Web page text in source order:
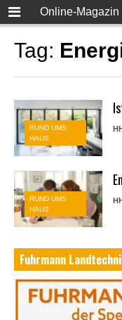
Online-
Tag:
RUND UMS
HAUS
RUND UMS
HAUS
Fuhrmann